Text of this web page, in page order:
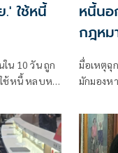
ใช้หนี้
น 10 วัน ถูก
ใช้หนี้ หลบหนี
หนี้นอ
กฎหม
มื่อเหตุฉุ
มักมองห